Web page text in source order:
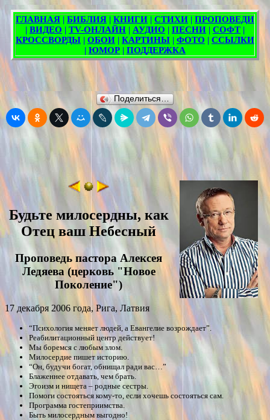
Поделиться…
Будьте милосердны, как
Отец ваш Небесный
Проповедь пасторa Алексея
Ледяевa (церковь "Новое
Поколение")
17 декабря 2006 года, Рига, Латвия
“Психология меняет людей, а Евангелие возрождает”.
Реабилитационный центр действует!
Мы боремся с любым злом.
Милосердие пишет историю.
“Он, будучи богат, обнищал ради вас…”
Блаженнее отдавать, чем брать.
Эгоизм и нищета – родные сестры.
Помоги состояться кому-то, если хочешь состояться сам.
Программа гостеприимства.
Быть милосердным выгодно!